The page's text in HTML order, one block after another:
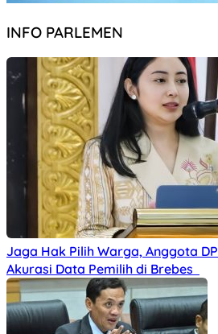
INFO PARLEMEN
Jaga Hak Pilih Warga, Anggota
Akurasi Data Pemilih di Brebes